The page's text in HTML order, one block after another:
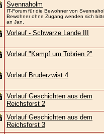
Svennaholm
IT-Forum für die Bewohner von
Bewohner ohne Zugang wenden sich
an Jan.
Vorlauf - Schwarze Lande III
Vorlauf "Kampf um Tobrien 2"
Vorlauf Bruderzwist 4
Vorlauf Geschichten aus dem
Reichsforst 2
Vorlauf Geschichten aus dem
Reichsforst 3